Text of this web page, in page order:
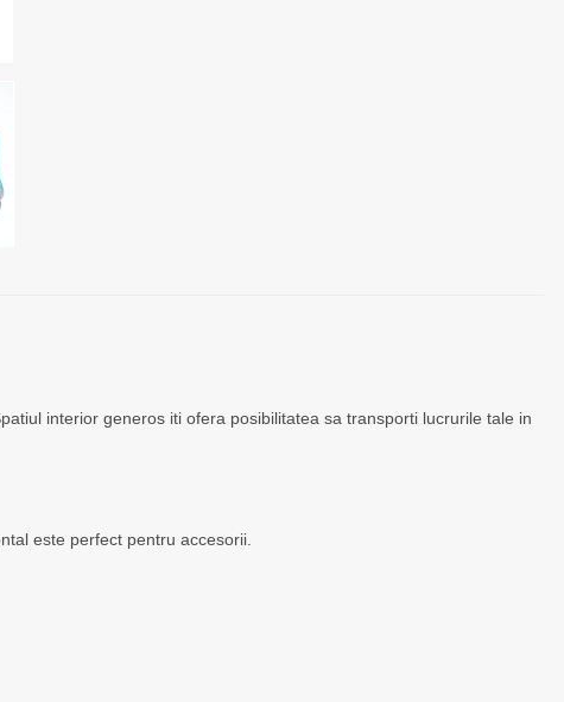
interior generos iti ofera posibilitatea sa transporti lucrurile tale in
este perfect pentru accesorii.